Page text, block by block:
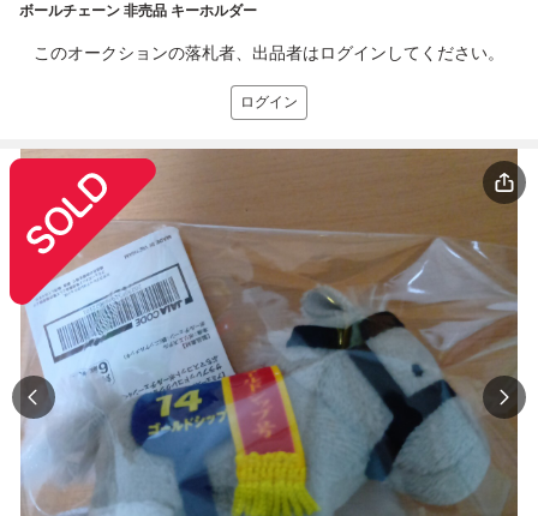
ボールチェーン 非売品 キーホルダー
このオークションの落札者、出品者はログインしてください。
ログイン